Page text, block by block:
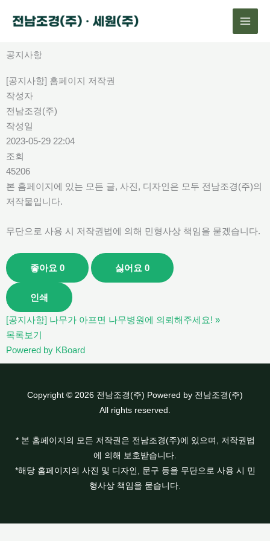
로
뛰
기
공지사항
[공지사항] 홈페이지 저작권
작성자
전남조경(주)
작성일
2023-05-29 22:04
조회
45206
본 홈페이지에 있는 모든 글, 사진, 디자인은 모두 전남조경(주)의
저작물입니다.
무단으로 사용 시 저작권법에 의해 민형사상 책임을 묻겠습니다.
좋아요 0 싫어요 0
인쇄
[공지사항] 나무가 아프면 나무병원에 의뢰해주세요! »
목록보기
Powered by KBoard
Copyright © 2026 전남조경(주) Powered by 전남조경(주)
All rights reserved.
* 본 홈페이지의 모든 저작권은 전남조경(주)에 있으며, 저작권법
에 의해 보호받습니다.
*해당 홈페이지의 사진 및 디자인, 문구 등을 무단으로 사용 시 민
형사상 책임을 묻습니다.